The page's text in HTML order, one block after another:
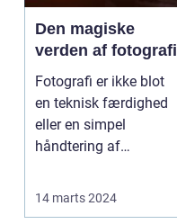
Den magiske
verden af fotografi
Fotografi er ikke blot
en teknisk færdighed
eller en simpel
håndtering af
14 marts 2024